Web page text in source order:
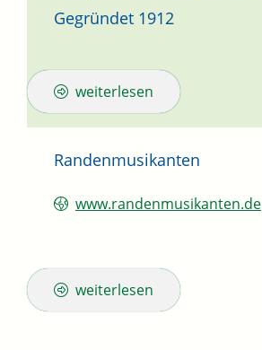
Gegründet 1912
weiterlesen
Randenmusikanten
www.randenmusikanten.de
weiterlesen